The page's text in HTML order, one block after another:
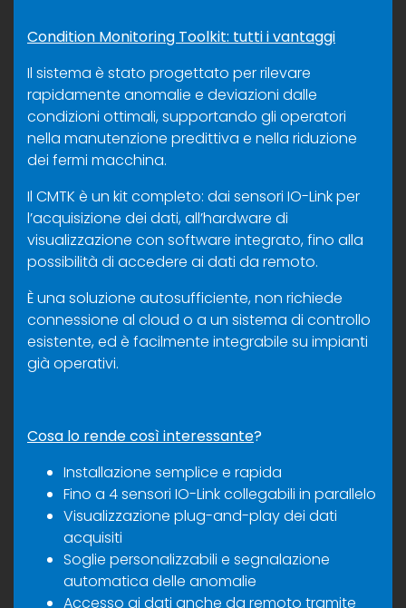
Condition Monitoring Toolkit: tutti i vantaggi
Il sistema è stato progettato per rilevare
rapidamente anomalie e deviazioni dalle
condizioni ottimali, supportando gli operatori
nella manutenzione predittiva e nella riduzione
dei fermi macchina.
Il CMTK è un kit completo: dai sensori IO-Link per
l’acquisizione dei dati, all’hardware di
visualizzazione con software integrato, fino alla
possibilità di accedere ai dati da remoto.
È una soluzione autosufficiente, non richiede
connessione al cloud o a un sistema di controllo
esistente, ed è facilmente integrabile su impianti
già operativi.
Cosa lo rende così interessante?
Installazione semplice e rapida
Fino a 4 sensori IO-Link collegabili in parallelo
Visualizzazione plug-and-play dei dati
acquisiti
Soglie personalizzabili e segnalazione
automatica delle anomalie
Accesso ai dati anche da remoto tramite